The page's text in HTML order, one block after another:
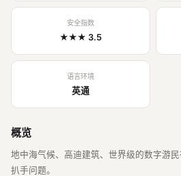
安全指数
★★★ 3.5
语言环境
英通
概览
地中海气候、高迪建筑、世界级的数字游
扒手问题。